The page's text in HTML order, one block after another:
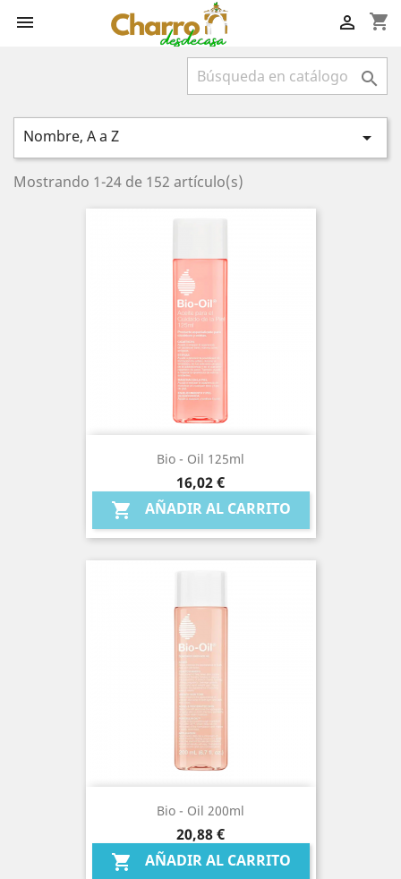
 shopping_cart


Nombre, A a Z 
Mostrando 1-24 de 152 artículo(s)
Bio - Oil 125ml
Precio
16,02 €
 AÑADIR AL CARRITO
Bio - Oil 200ml
Precio
20,88 €
 AÑADIR AL CARRITO